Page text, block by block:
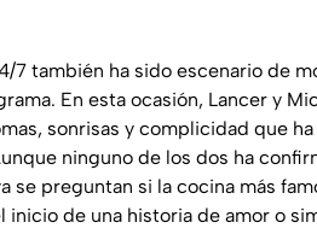
también ha sido escenario de
En esta ocasión, Lancer y
sonrisas y complicidad que
ninguno de los dos ha
se preguntan si la cocina más
inicio de una historia de amor o